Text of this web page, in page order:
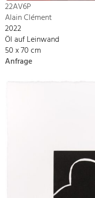
22AV6P
Alain Clément
2022
Öl auf Leinwand
50 x 70 cm
Anfrage